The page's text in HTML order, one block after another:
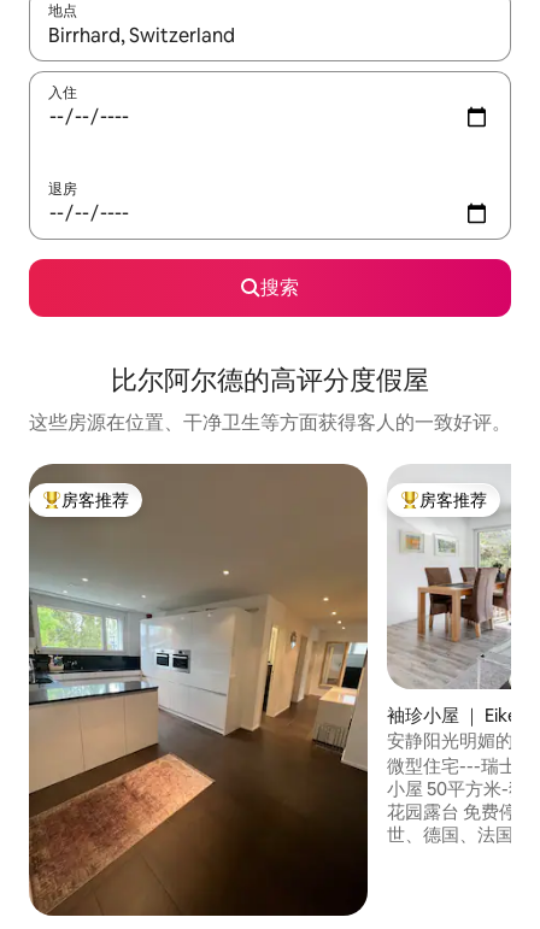
地点
如有搜索结果，请使用上下方向键查看，或通过点击或滑动手势
入住
退房
搜索
比尔阿尔德的高评分度假屋
这些房源在位置、干净卫生等方面获得客人的一致好评。
热门「房客推荐」
房客推荐 热门「房客推荐」
房客推荐
袖珍小屋 ｜ Eiken
安静阳光明媚的小
微型住宅---瑞士
小屋 50平方米-独立小屋2 1/2间客房，带
花园露台 免费停
世、德国、法国的